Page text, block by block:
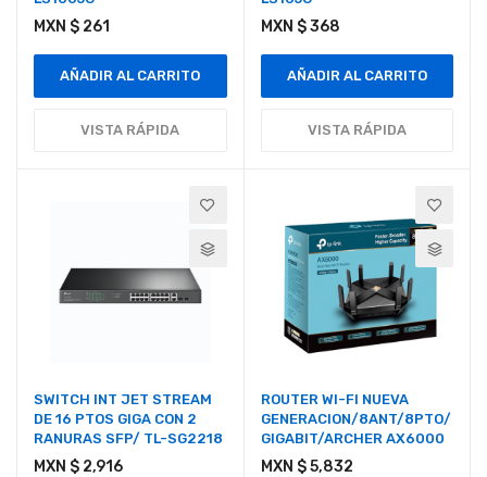
MXN $ 261
AÑADIR AL CARRITO
VISTA RÁPIDA
MXN $ 368
AÑADIR AL CARRITO
VISTA RÁPIDA
SWITCH INT JET STREAM
DE 16 PTOS GIGA CON 2
RANURAS SFP/ TL-SG2218
MXN $ 2,916
ROUTER WI-FI NUEVA
GENERACION/8ANT/8PTO/
GIGABIT/ARCHER AX6000
MXN $ 5,832